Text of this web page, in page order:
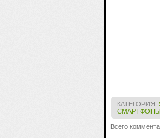
КАТЕГОРИЯ:
СМАРТФОНЫ
Всего